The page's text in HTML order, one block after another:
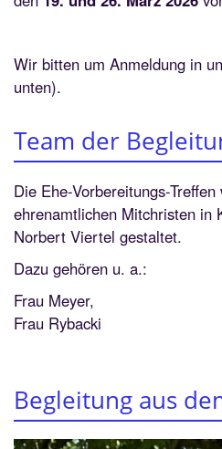
Wir bitten um Anmeldung in
unten).
Team der
Die Ehe-Vorbereitungs-
ehrenamtlichen Mitchristen in
Norbert Viertel gestaltet.
Dazu gehören u. a.:
Frau Meyer,
Frau Rybacki
Begleitung aus